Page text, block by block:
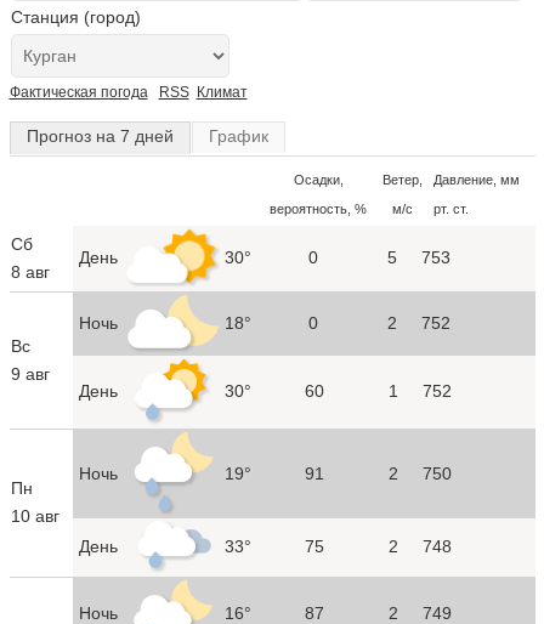
Станция (город)
Фактическая погода RSS Климат
Прогноз на 7 дней График
Осадки,
вероятность, %
Ветер,
м/с
Давление, мм
рт. ст.
Сб
8 авг
День 30° 0 5 753
Вс
9 авг
Ночь 18° 0 2 752
День 30° 60 1 752
Пн
10 авг
Ночь 19° 91 2 750
День 33° 75 2 748
Ночь 16° 87 2 749